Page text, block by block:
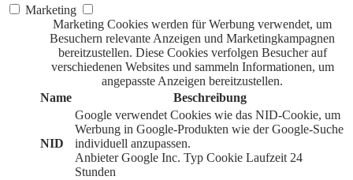
Marketing
Marketing Cookies werden für Werbung verwendet, um
Besuchern relevante Anzeigen und Marketingkampagnen
bereitzustellen. Diese Cookies verfolgen Besucher auf
verschiedenen Websites und sammeln Informationen, um
angepasste Anzeigen bereitzustellen.
Name
Beschreibung
NID
Google verwendet Cookies wie das NID-Cookie, um
Werbung in Google-Produkten wie der Google-Suche
individuell anzupassen.
Anbieter Google Inc. Typ Cookie Laufzeit 24
Stunden